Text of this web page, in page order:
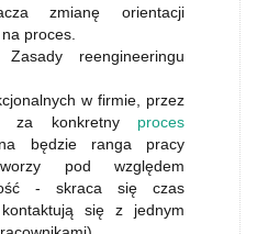
zmianę orientacji
proces.
reengineeringu
w firmie, przez
za konkretny proces
będzie ranga pracy
pod względem
- skraca się czas
się z jednym